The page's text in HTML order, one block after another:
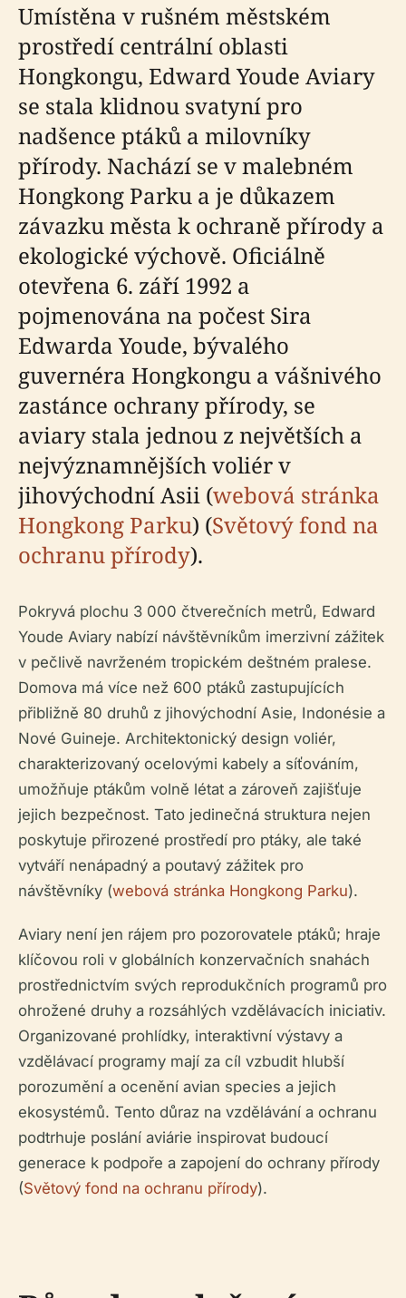
Umístěna v rušném městském
prostředí centrální oblasti
Hongkongu, Edward Youde Aviary
se stala klidnou svatyní pro
nadšence ptáků a milovníky
přírody. Nachází se v malebném
Hongkong Parku a je důkazem
závazku města k ochraně přírody a
ekologické výchově. Oficiálně
otevřena 6. září 1992 a
pojmenována na počest Sira
Edwarda Youde, bývalého
guvernéra Hongkongu a vášnivého
zastánce ochrany přírody, se
aviary stala jednou z největších a
nejvýznamnějších voliér v
jihovýchodní Asii (webová stránka
Hongkong Parku) (Světový fond na
ochranu přírody).
Pokryvá plochu 3 000 čtverečních metrů, Edward
Youde Aviary nabízí návštěvníkům imerzivní zážitek
v pečlivě navrženém tropickém deštném pralese.
Domova má více než 600 ptáků zastupujících
přibližně 80 druhů z jihovýchodní Asie, Indonésie a
Nové Guineje. Architektonický design voliér,
charakterizovaný ocelovými kabely a síťováním,
umožňuje ptákům volně létat a zároveň zajišťuje
jejich bezpečnost. Tato jedinečná struktura nejen
poskytuje přirozené prostředí pro ptáky, ale také
vytváří nenápadný a poutavý zážitek pro
návštěvníky (webová stránka Hongkong Parku).
Aviary není jen rájem pro pozorovatele ptáků; hraje
klíčovou roli v globálních konzervačních snahách
prostřednictvím svých reprodukčních programů pro
ohrožené druhy a rozsáhlých vzdělávacích iniciativ.
Organizované prohlídky, interaktivní výstavy a
vzdělávací programy mají za cíl vzbudit hlubší
porozumění a ocenění avian species a jejich
ekosystémů. Tento důraz na vzdělávání a ochranu
podtrhuje poslání aviárie inspirovat budoucí
generace k podpoře a zapojení do ochrany přírody
(Světový fond na ochranu přírody).